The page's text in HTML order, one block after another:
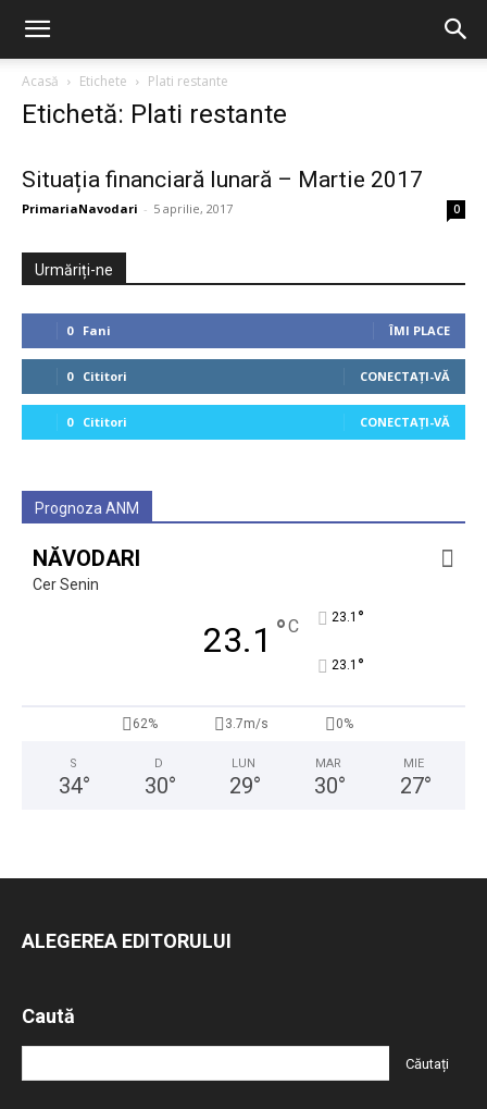
Acasă Etichete Plati restante
Etichetă: Plati restante
Situația financiară lunară – Martie 2017
PrimariaNavodari - 5 aprilie, 2017 0
Urmăriți-ne
0 Fani ÎMI PLACE
0 Cititori CONECTAȚI-VĂ
0 Cititori CONECTAȚI-VĂ
Prognoza ANM
NĂVODARI
Cer Senin
23.1 °C 23.1 °
23.1 °
62% 3.7m/s 0%
S
34°
D
30°
LUN
29°
MAR
30°
MIE
27°
ALEGEREA EDITORULUI
Caută